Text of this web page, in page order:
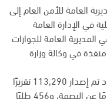
العامة للأمن العام إلى
عمليات، منها 3,490,479 عملية في الإدارة العامة
العامة للجوازات
و587,795 عملية منفذة في وكالة وزارة
وعبر الخدمات العامة في منصة "أبشر" أفراد تم إصدار 113,290 تقريرًا
في خدمة تقارير أبشر، و2,171 استفسارًا عامًا عن البصمة، و456 طلبًا